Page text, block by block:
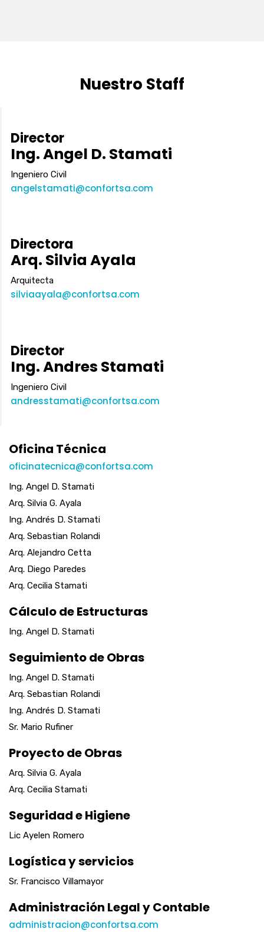
Nuestro Staff
Director
Ing. Angel D. Stamati
Ingeniero Civil
angelstamati@confortsa.com
Directora
Arq. Silvia Ayala
Arquitecta
silviaayala@confortsa.com
Director
Ing. Andres Stamati
Ingeniero Civil
andresstamati@confortsa.com
Oficina Técnica
oficinatecnica@confortsa.com
Ing. Angel D. Stamati
Arq. Silvia G. Ayala
Ing. Andrés D. Stamati
Arq. Sebastian Rolandi
Arq. Alejandro Cetta
Arq. Diego Paredes
Arq. Cecilia Stamati
Cálculo de Estructuras
Ing. Angel D. Stamati
Seguimiento de Obras
Ing. Angel D. Stamati
Arq. Sebastian Rolandi
Ing. Andrés D. Stamati
Sr. Mario Rufiner
Proyecto de Obras
Arq. Silvia G. Ayala
Arq. Cecilia Stamati
Seguridad e Higiene
Lic Ayelen Romero
Logística y servicios
Sr. Francisco Villamayor
Administración Legal y Contable
administracion@confortsa.com